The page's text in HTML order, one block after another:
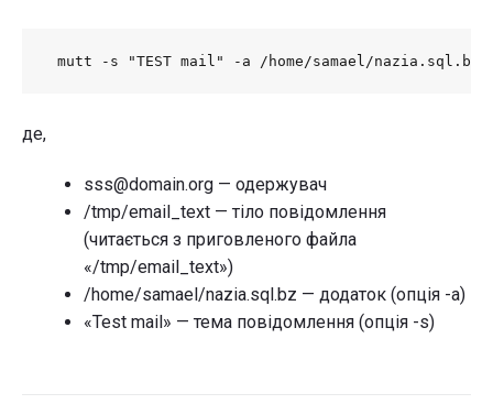
mutt -s "TEST mail" -a /home/samael/nazia.sql.bz
де,
sss@domain.org — одержувач
/tmp/email_text — тіло повідомлення
(читається з приговленого файла
«/tmp/email_text»)
/home/samael/nazia.sql.bz — додаток (опція -a)
«Test mail» — тема повідомлення (опція -s)